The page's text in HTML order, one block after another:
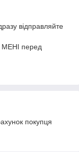
відправляйте
МЕНІ перед
покупця